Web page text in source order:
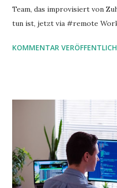
Team, das improvisiert von
tun ist, jetzt via #remote
KOMMENTAR